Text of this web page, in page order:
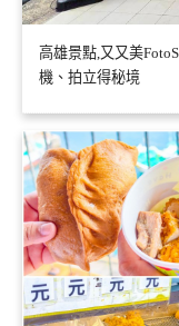
高雄景點,又又美
機、拍立得秘境